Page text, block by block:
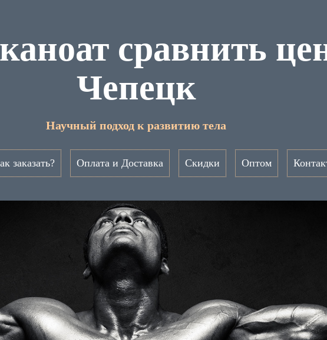
сравнить
Чепецк
Научный подход к развитию тела
заказать? Оплата и Доставка Скидки Оптом